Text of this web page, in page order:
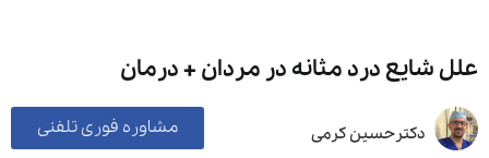
علل شایع درد مثانه در مردان + درمان
دکترحسین کرمی مشاوره فوری تلفنی